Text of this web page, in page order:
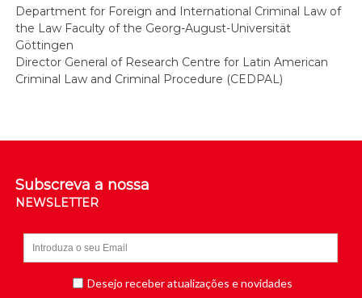
Department for Foreign and International Criminal Law of
the Law Faculty of the Georg-August-Universität
Göttingen
Director General of Research Centre for Latin American
Criminal Law and Criminal Procedure (CEDPAL)
Subscreva a nossa
NEWSLETTER